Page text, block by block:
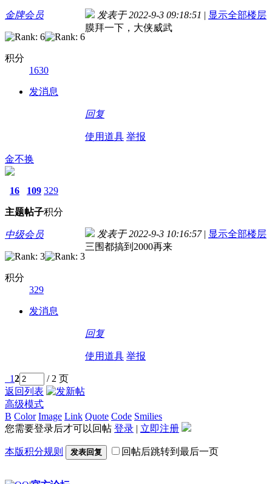
金牌会员
积分
1630
发消息
发表于 2022-9-3 09:18:51 | 显示全部楼层
膜拜一下，大侠威武
回复
使用道具 举报
金不换
16
主题
109
帖子
329
积分
中级会员
积分
329
发消息
发表于 2022-9-3 10:16:57 | 显示全部楼层
三围都搞到2000再来
回复
使用道具 举报
12
/ 2 页
返回列表
高级模式
B Color Image Link Quote Code Smilies
您需要登录后才可以回帖 登录 | 立即注册
本版积分规则 发表回复 回帖后跳转到最后一页